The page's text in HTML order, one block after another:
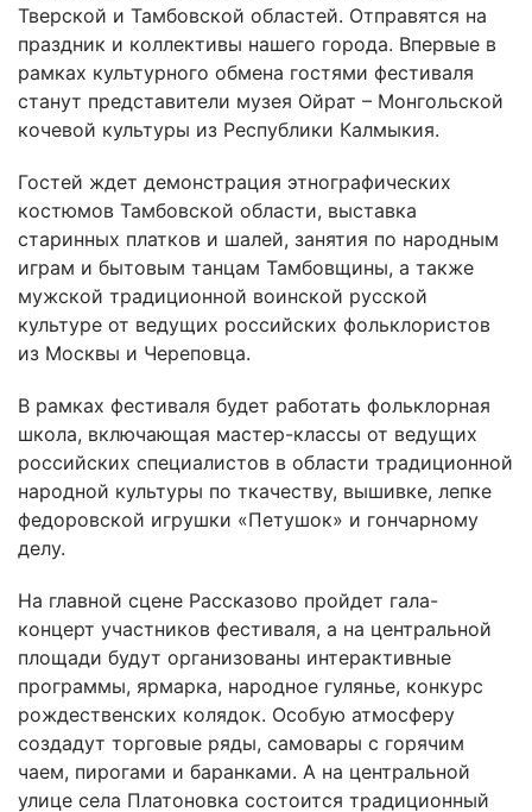
Тверской и Тамбовской областей. Отправятся на
праздник и коллективы нашего города. Впервые в
рамках культурного обмена гостями фестиваля
станут представители музея Ойрат – Монгольской
кочевой культуры из Республики Калмыкия.
Гостей ждет демонстрация этнографических
костюмов Тамбовской области, выставка
старинных платков и шалей, занятия по народным
играм и бытовым танцам Тамбовщины, а также
мужской традиционной воинской русской
культуре от ведущих российских фольклористов
из Москвы и Череповца.
В рамках фестиваля будет работать фольклорная
школа, включающая мастер-классы от ведущих
российских специалистов в области традиционной
народной культуры по ткачеству, вышивке, лепке
федоровской игрушки «Петушок» и гончарному
делу.
На главной сцене Рассказово пройдет гала-
концерт участников фестиваля, а на центральной
площади будут организованы интерактивные
программы, ярмарка, народное гулянье, конкурс
рождественских колядок. Особую атмосферу
создадут торговые ряды, самовары с горячим
чаем, пирогами и баранками. А на центральной
улице села Платоновка состоится традиционный